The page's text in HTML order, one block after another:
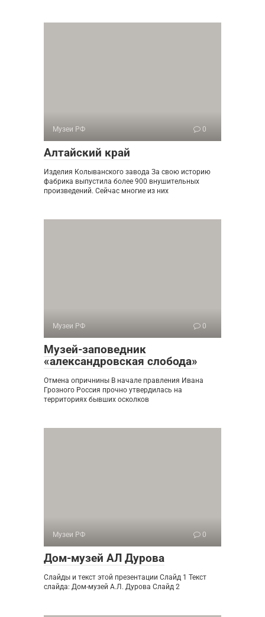
Музеи РФ 0
Алтайский край
Изделия Колыванского завода За свою историю
фабрика выпустила более 900 внушительных
произведений. Сейчас многие из них
Музеи РФ 0
Музей-заповедник
«александровская слобода»
Отмена опричнины В начале правления Ивана
Грозного Россия прочно утвердилась на
территориях бывших осколков
Музеи РФ 0
Дом-музей АЛ Дурова
Слайды и текст этой презентации Слайд 1 Текст
слайда: Дом-музей А.Л. Дурова Слайд 2